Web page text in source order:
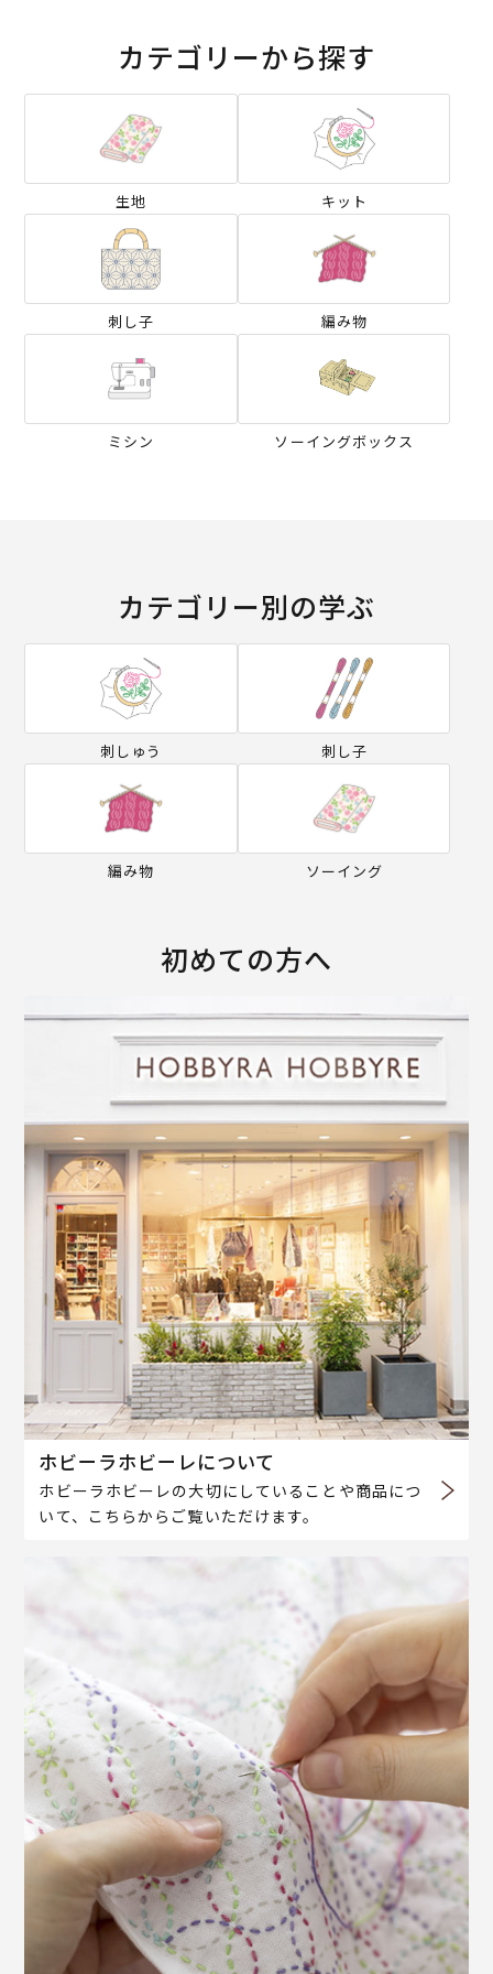
カテゴリーから探す
生地 キット
刺し子 編み物
ミシン ソーイングボックス
カテゴリー別の学ぶ
刺しゅう 刺し子
編み物 ソーイング
初めての方へ
ホビーラホビーレについて
ホビーラホビーレの大切にしていることや商品につ
いて、こちらからご覧いただけます。